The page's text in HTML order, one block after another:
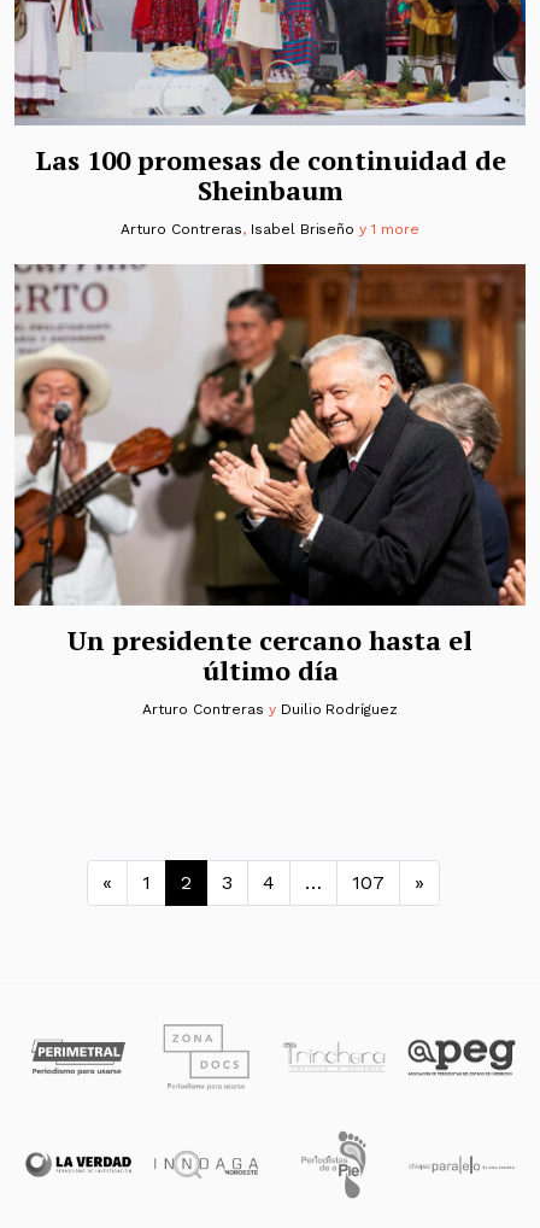
Las 100 promesas de continuidad de
Sheinbaum
Arturo Contreras, Isabel Briseño y 1 more
Un presidente cercano hasta el
último día
Arturo Contreras y Duilio Rodríguez
Navegación de entradas
« 1 2 3 4 … 107 »